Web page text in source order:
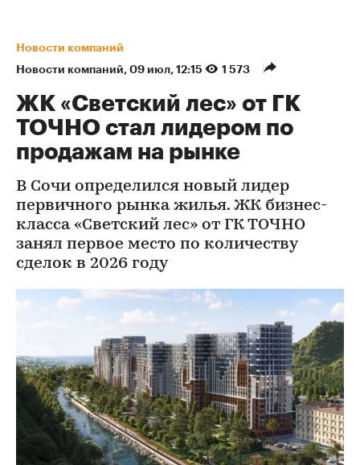
Новости компаний
Новости компаний⁠, 09 июл, 12:15 1 573
ЖК «Светский лес» от ГК
ТОЧНО стал лидером по
продажам на рынке
В Сочи определился новый лидер
первичного рынка жилья. ЖК бизнес-
класса «Светский лес» от ГК ТОЧНО
занял первое место по количеству
сделок в 2026 году